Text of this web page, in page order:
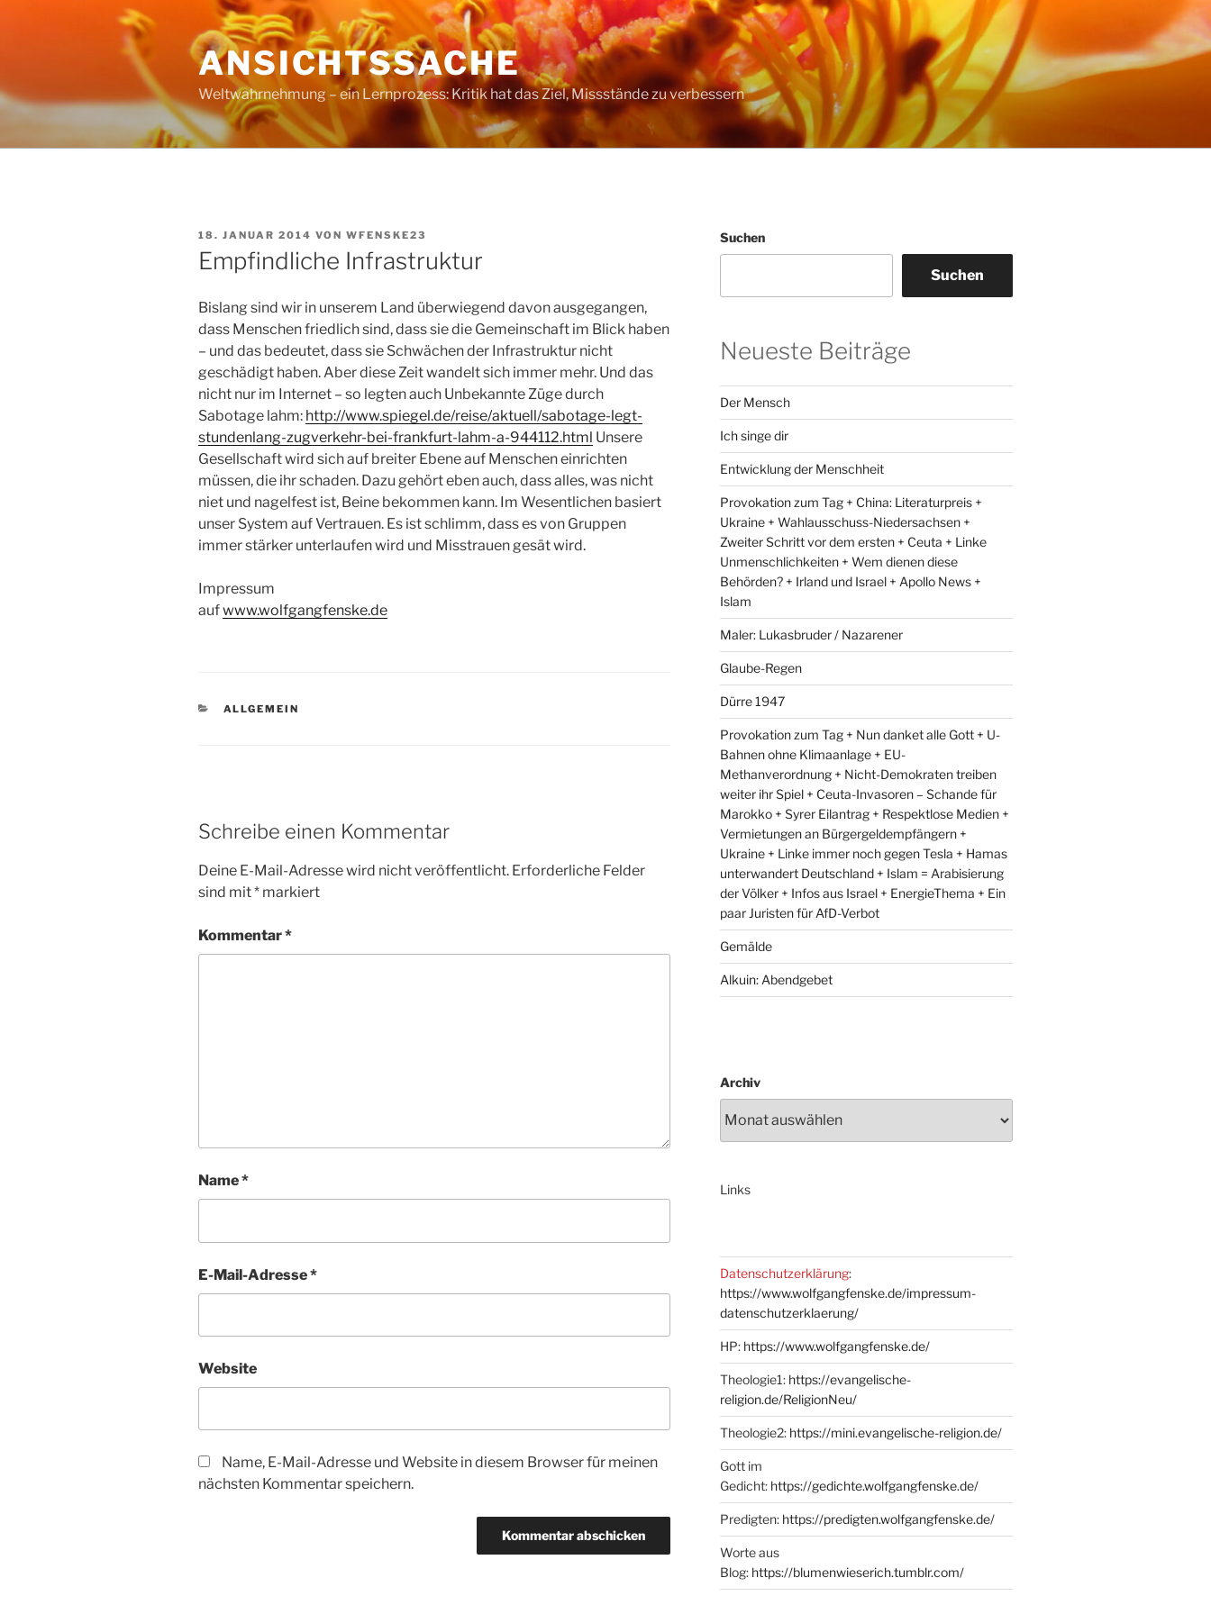
ANSICHTSSACHE
Weltwahrnehmung – ein Lernprozess: Kritik hat das Ziel, Missstände zu verbessern
VERÖFFENTLICHT
AM
18. JANUAR 2014 VON WFENSKE23
Empfindliche Infrastruktur
Bislang sind wir in unserem Land überwiegend davon ausgegangen,
dass Menschen friedlich sind, dass sie die Gemeinschaft im Blick haben
– und das bedeutet, dass sie Schwächen der Infrastruktur nicht
geschädigt haben. Aber diese Zeit wandelt sich immer mehr. Und das
nicht nur im Internet – so legten auch Unbekannte Züge durch
Sabotage lahm: http://www.spiegel.de/reise/aktuell/sabotage-legt-
stundenlang-zugverkehr-bei-frankfurt-lahm-a-944112.html Unsere
Gesellschaft wird sich auf breiter Ebene auf Menschen einrichten
müssen, die ihr schaden. Dazu gehört eben auch, dass alles, was nicht
niet und nagelfest ist, Beine bekommen kann. Im Wesentlichen basiert
unser System auf Vertrauen. Es ist schlimm, dass es von Gruppen
immer stärker unterlaufen wird und Misstrauen gesät wird.
Impressum
aufwww.wolfgangfenske.de
KATEGORIEN
ALLGEMEIN
Schreibe einen Kommentar
Deine E-Mail-Adresse wird nicht veröffentlicht. Erforderliche Felder
sind mit* markiert
Kommentar*
Name*
E-Mail-Adresse*
Website
Name, E-Mail-Adresse und Website in diesem Browser für meinen
nächsten Kommentar speichern.
Suchen
Suchen
Neueste Beiträge
Der Mensch
Ich singe dir
Entwicklung der Menschheit
Provokation zum Tag + China: Literaturpreis +
Ukraine + Wahlausschuss-Niedersachsen +
Zweiter Schritt vor dem ersten + Ceuta + Linke
Unmenschlichkeiten + Wem dienen diese
Behörden? + Irland und Israel + Apollo News +
Islam
Maler: Lukasbruder / Nazarener
Glaube-Regen
Dürre 1947
Provokation zum Tag + Nun danket alle Gott + U-
Bahnen ohne Klimaanlage + EU-
Methanverordnung + Nicht-Demokraten treiben
weiter ihr Spiel + Ceuta-Invasoren – Schande für
Marokko + Syrer Eilantrag + Respektlose Medien +
Vermietungen an Bürgergeldempfängern +
Ukraine + Linke immer noch gegen Tesla + Hamas
unterwandert Deutschland + Islam = Arabisierung
der Völker + Infos aus Israel + EnergieThema + Ein
paar Juristen für AfD-Verbot
Gemälde
Alkuin: Abendgebet
Archiv
Links
Datenschutzerklärung:
https://www.wolfgangfenske.de/impressum-
datenschutzerklaerung/
HP: https://www.wolfgangfenske.de/
Theologie1: https://evangelische-
religion.de/ReligionNeu/
Theologie2: https://mini.evangelische-religion.de/
Gott im
Gedicht: https://gedichte.wolfgangfenske.de/
Predigten: https://predigten.wolfgangfenske.de/
Worte aus
Blog: https://blumenwieserich.tumblr.com/